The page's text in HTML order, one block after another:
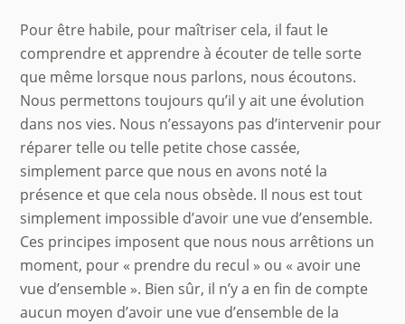
Pour être habile, pour maîtriser cela, il faut le
comprendre et apprendre à écouter de telle sorte
que même lorsque nous parlons, nous écoutons.
Nous permettons toujours qu’il y ait une évolution
dans nos vies. Nous n’essayons pas d’intervenir pour
réparer telle ou telle petite chose cassée,
simplement parce que nous en avons noté la
présence et que cela nous obsède. Il nous est tout
simplement impossible d’avoir une vue d’ensemble.
Ces principes imposent que nous nous arrêtions un
moment, pour « prendre du recul » ou « avoir une
vue d’ensemble ». Bien sûr, il n’y a en fin de compte
aucun moyen d’avoir une vue d’ensemble de la